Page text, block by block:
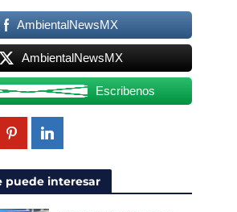
AmbientalNewsMX
AmbientalNewsMX
Escribenos
puede interesar